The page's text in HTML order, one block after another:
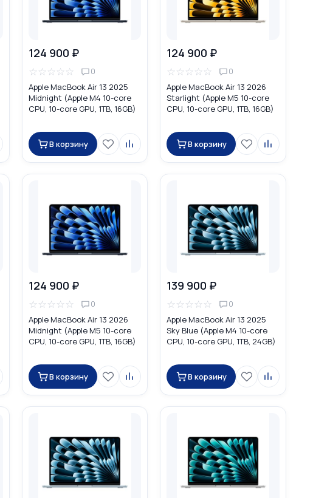
124 900 ₽
☆☆☆☆☆ 0
Apple MacBook Air 13 2025
Midnight (Apple M4 10-core
CPU, 10-core GPU, 1TB, 16GB)
В корзину
124 900 ₽
☆☆☆☆☆ 0
Apple MacBook Air 13 2026
Starlight (Apple M5 10-core
CPU, 10-core GPU, 1TB, 16GB)
В корзину
124 900 ₽
☆☆☆☆☆ 0
Apple MacBook Air 13 2026
Midnight (Apple M5 10-core
CPU, 10-core GPU, 1TB, 16GB)
В корзину
139 900 ₽
☆☆☆☆☆ 0
Apple MacBook Air 13 2025
Sky Blue (Apple M4 10-core
CPU, 10-core GPU, 1TB, 24GB)
В корзину